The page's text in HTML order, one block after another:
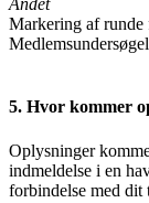
Andet
Markering af runde
5. Hvor kommer
Oplysninger
indmeldelse i en
forbindelse med